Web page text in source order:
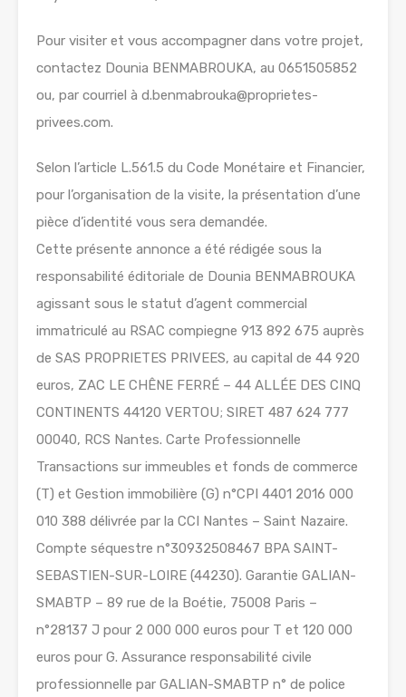
Pour visiter et vous accompagner dans votre projet,
contactez Dounia BENMABROUKA, au 0651505852
ou, par courriel à d.benmabrouka@proprietes-
privees.com.
Selon l’article L.561.5 du Code Monétaire et Financier,
pour l’organisation de la visite, la présentation d’une
pièce d’identité vous sera demandée.
Cette présente annonce a été rédigée sous la
responsabilité éditoriale de Dounia BENMABROUKA
agissant sous le statut d’agent commercial
immatriculé au RSAC compiegne 913 892 675 auprès
de SAS PROPRIETES PRIVEES, au capital de 44 920
euros, ZAC LE CHÊNE FERRÉ – 44 ALLÉE DES CINQ
CONTINENTS 44120 VERTOU; SIRET 487 624 777
00040, RCS Nantes. Carte Professionnelle
Transactions sur immeubles et fonds de commerce
(T) et Gestion immobilière (G) n°CPI 4401 2016 000
010 388 délivrée par la CCI Nantes – Saint Nazaire.
Compte séquestre n°30932508467 BPA SAINT-
SEBASTIEN-SUR-LOIRE (44230). Garantie GALIAN-
SMABTP – 89 rue de la Boétie, 75008 Paris –
n°28137 J pour 2 000 000 euros pour T et 120 000
euros pour G. Assurance responsabilité civile
professionnelle par GALIAN-SMABTP n° de police